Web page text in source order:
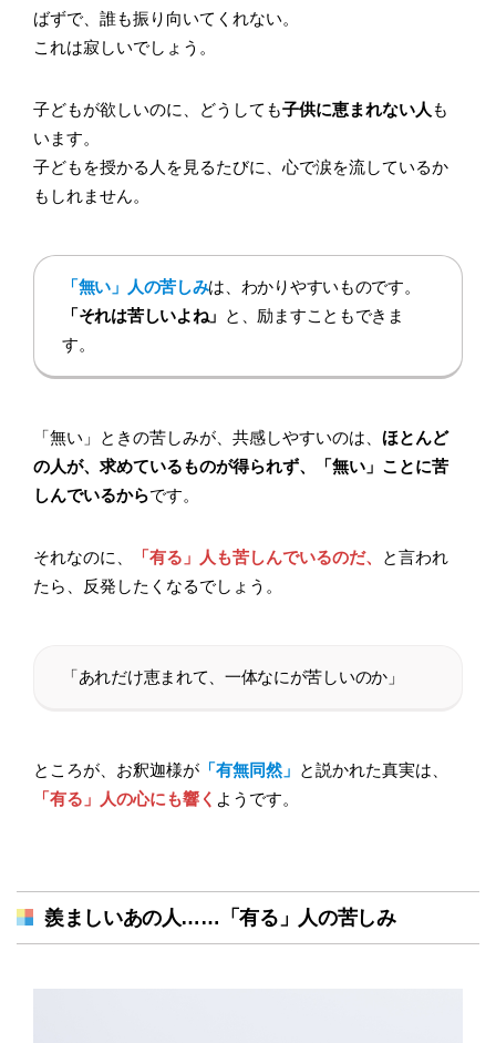
ばずで、誰も振り向いてくれない。
これは寂しいでしょう。
子どもが欲しいのに、どうしても子供に恵まれない人 も
います。
子どもを授かる人を見るたびに、心で涙を流しているか
もしれません。
「無い」人の苦しみは、わかりやすいものです。
「それは苦しいよね」 と、励ますこともできま
す。
「無い」ときの苦しみが、共感しやすいのは、 ほとんど
の人が、求めているものが得られず、「無い」ことに苦
しんでいるからです。
それなのに、 「有る」人も苦しんでいるのだ、
と言われ
たら、反発したくなるでしょう。
「あれだけ恵まれて、一体なにが苦しいのか」
ところが、お釈迦様が 「有無同然」 と説かれた真実は、
「有る」人の心にも響く ようです。
羨ましいあの人……「有る」人の苦しみ